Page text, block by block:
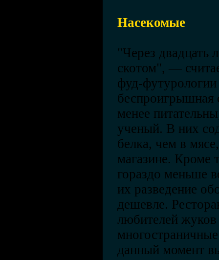
Насекомые
"Через двадцать
скотом", —
фуд-
беспроигрышная
менее
ученый. В них
белка, чем в
магазине. Кроме
гораздо меньше
их разведение
дешевле.
любителей жуков
данный момент